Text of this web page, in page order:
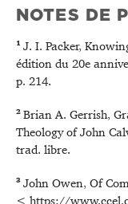
NOTES DE
1 J. I. Packer,
édition du 20e
p. 214.
2 Brian A. Gerrish,
Theology of John
trad. libre.
3 John Owen, Of
< https://